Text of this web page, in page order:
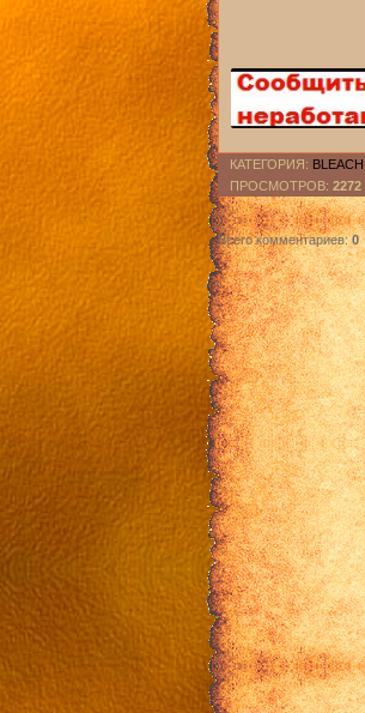
КАТЕГОРИЯ: BLEACH
ПРОСМОТРОВ: 2272
Всего комментариев:0